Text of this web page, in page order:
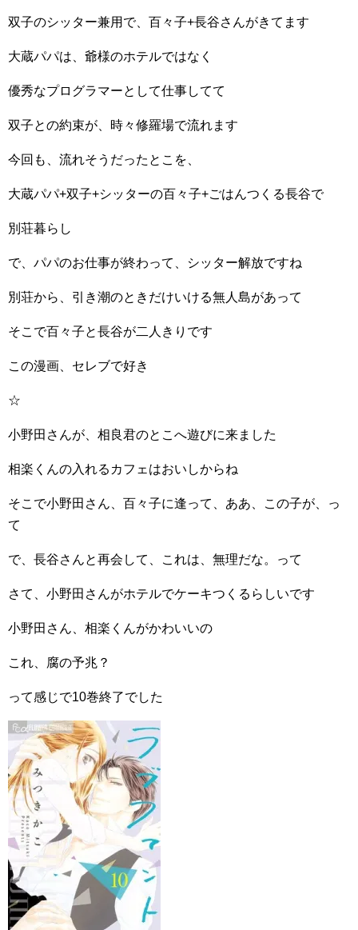
双子のシッター兼用で、百々子+長谷さんがきてます
大蔵パパは、爺様のホテルではなく
優秀なプログラマーとして仕事してて
双子との約束が、時々修羅場で流れます
今回も、流れそうだったとこを、
大蔵パパ+双子+シッターの百々子+ごはんつくる長谷で
別荘暮らし
で、パパのお仕事が終わって、シッター解放ですね
別荘から、引き潮のときだけいける無人島があって
そこで百々子と長谷が二人きりです
この漫画、セレブで好き
☆
小野田さんが、相良君のとこへ遊びに来ました
相楽くんの入れるカフェはおいしからね
そこで小野田さん、百々子に逢って、ああ、この子が、っ
て
で、長谷さんと再会して、これは、無理だな。って
さて、小野田さんがホテルでケーキつくるらしいです
小野田さん、相楽くんがかわいいの
これ、腐の予兆？
って感じで10巻終了でした